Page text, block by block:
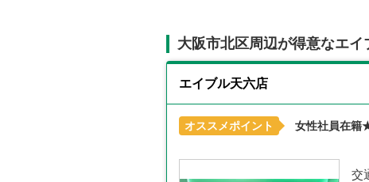
大阪市北区周辺が得意なエイ
エイブル天六店
オススメポイント 女性社員在籍
交